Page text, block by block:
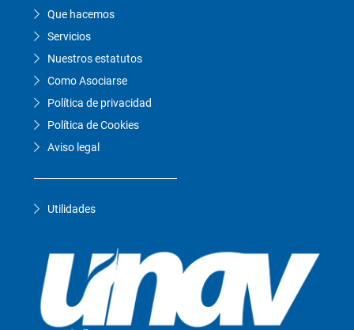
Que hacemos
Servicios
Nuestros estatutos
Como Asociarse
Política de privacidad
Política de Cookies
Aviso legal
Utilidades